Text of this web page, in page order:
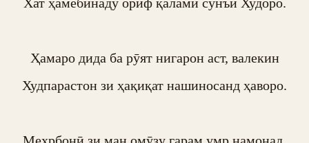
Ҳамаро дида ба рӯят нигарон аст, валекин
Худпарастон зи ҳақиқат нашиносанд ҳаворо.